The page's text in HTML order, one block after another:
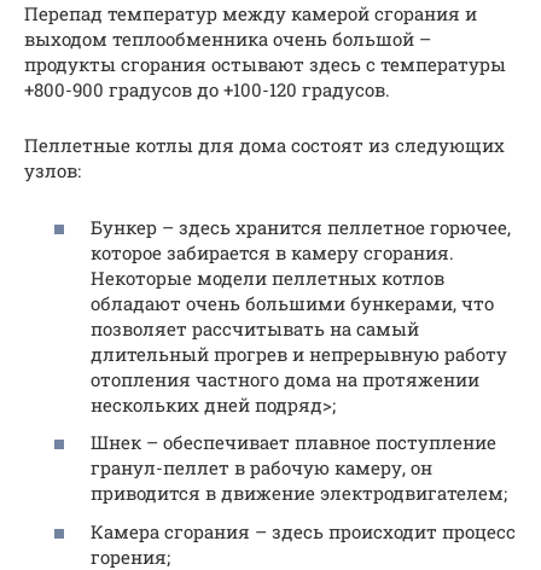
Перепад температур между камерой сгорания и
выходом теплообменника очень большой –
продукты сгорания остывают здесь с температуры
+800-900 градусов до +100-120 градусов.
Пеллетные котлы для дома состоят из следующих
узлов:
Бункер – здесь хранится пеллетное горючее,
которое забирается в камеру сгорания.
Некоторые модели пеллетных котлов
обладают очень большими бункерами, что
позволяет рассчитывать на самый
длительный прогрев и непрерывную работу
отопления частного дома на протяжении
нескольких дней подряд>;
Шнек – обеспечивает плавное поступление
гранул-пеллет в рабочую камеру, он
приводится в движение электродвигателем;
Камера сгорания – здесь происходит процесс
горения;